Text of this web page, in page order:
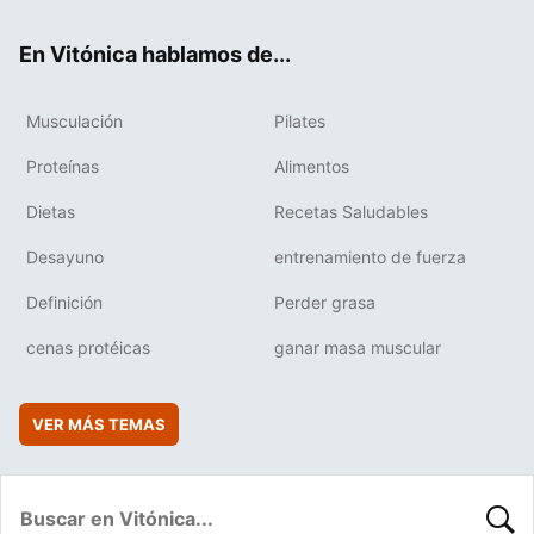
En Vitónica hablamos de...
Musculación Pilates
Proteínas Alimentos
Dietas Recetas Saludables
Desayuno entrenamiento de fuerza
Definición Perder grasa
cenas protéicas ganar masa muscular
VER MÁS TEMAS